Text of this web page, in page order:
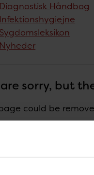
Diagnostisk Håndbog
Infektionshygiejne
Sygdomsleksikon
Nyheder
sorry, but
could be